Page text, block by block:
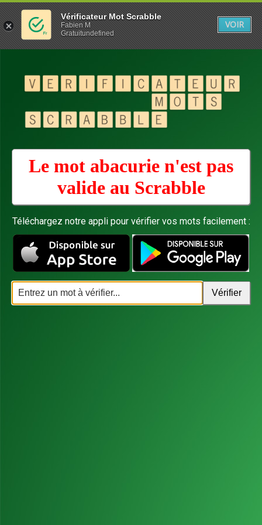
Le mot abacurie n'est pas
valide au Scrabble
Téléchargez notre appli pour vérifier vos mots facilement :
Vérificateur Mot Scrabble
Fabien M
Gratuitundefined
VOIR